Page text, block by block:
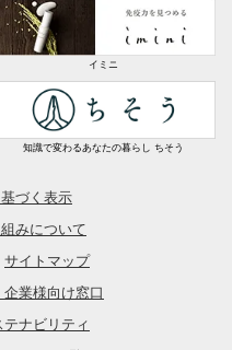
イミニ
知識で変わるあなたの暮らし ちそう
づく表示
みについて
サイトマップ
企業様向け窓口
テナビリティ